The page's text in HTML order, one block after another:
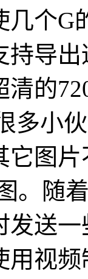
几个G
持导
清的
多小
它图
。随
发送
用视